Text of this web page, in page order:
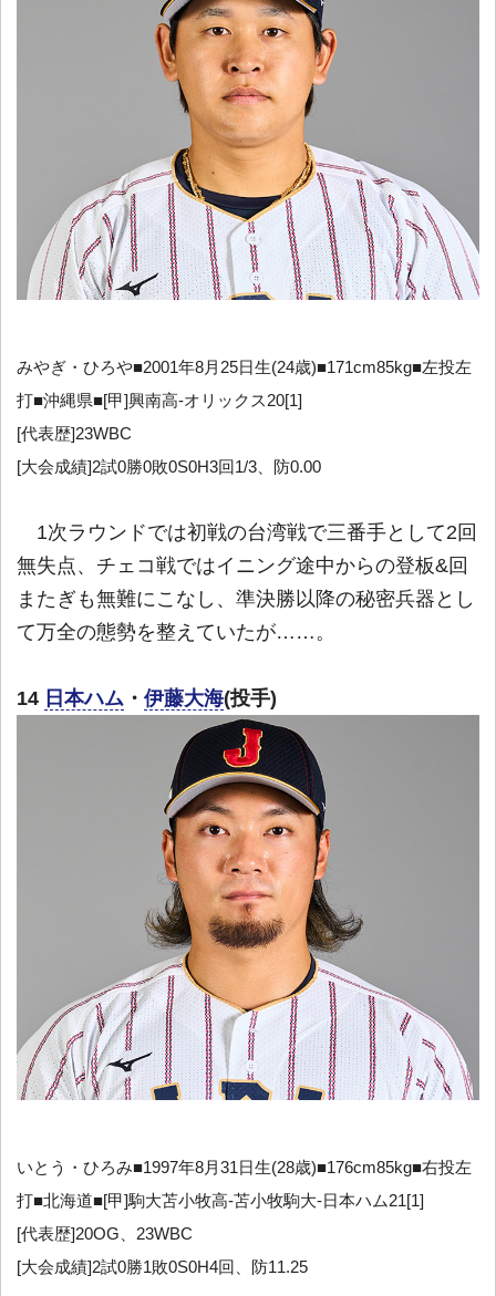
みやぎ・ひろや■2001年8月25日生(24歳)■171cm85kg■左投左
打■沖縄県■[甲]興南高-オリックス20[1]
[代表歴]23WBC
[大会成績]2試0勝0敗0S0H3回1/3、防0.00
1次ラウンドでは初戦の台湾戦で三番手として2回
無失点、チェコ戦ではイニング途中からの登板&回
またぎも無難にこなし、準決勝以降の秘密兵器とし
て万全の態勢を整えていたが……。
14 日本ハム ・ 伊藤大海(投手)
いとう・ひろみ■1997年8月31日生(28歳)■176cm85kg■右投左
打■北海道■[甲]駒大苫小牧高-苫小牧駒大-日本ハム21[1]
[代表歴]20OG、23WBC
[大会成績]2試0勝1敗0S0H4回、防11.25